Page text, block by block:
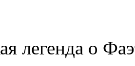
легенда о